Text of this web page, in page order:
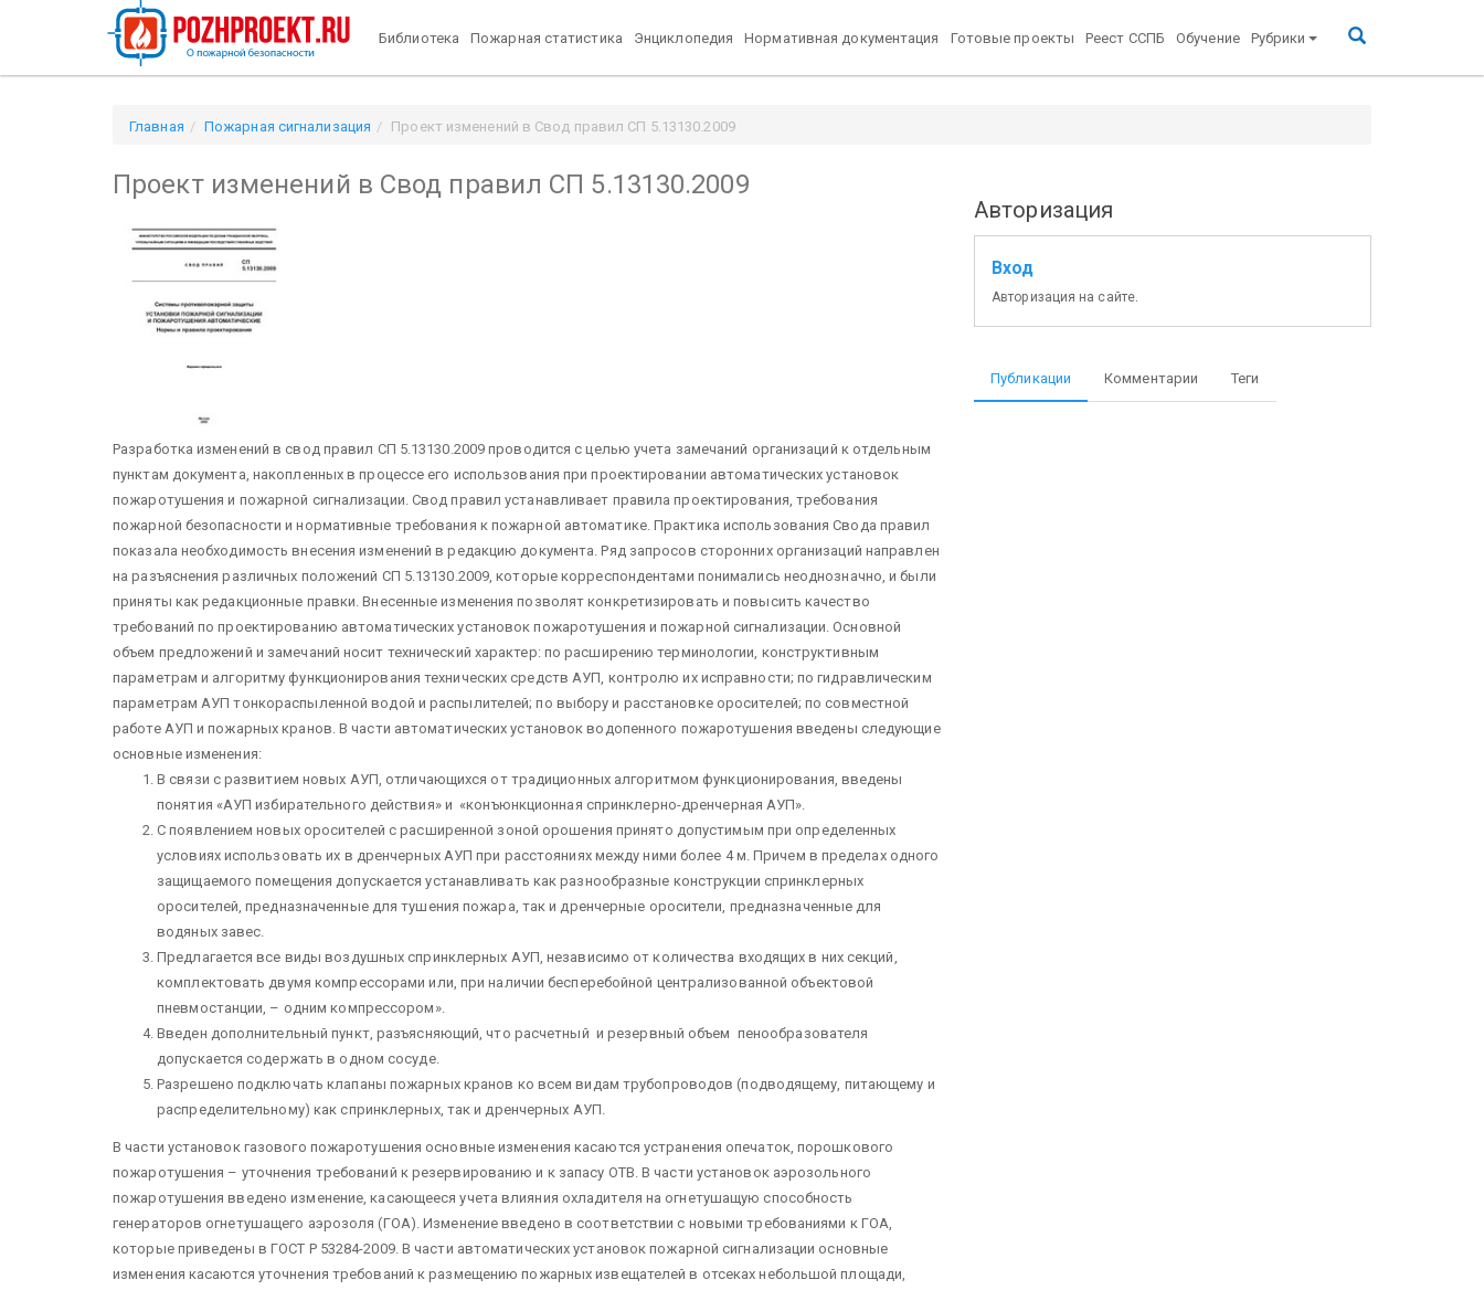
Библиотека Пожарная статистика Энциклопедия Нормативная документация Готовые проекты Реест ССПБ Обучение Рубрики
Главная Пожарная сигнализация Проект изменений в Свод правил СП 5.13130.2009
Проект изменений в Свод правил СП 5.13130.2009
Разработка изменений в свод правил СП 5.13130.2009 проводится с целью учета замечаний организаций к отдельным
пунктам документа, накопленных в процессе его использования при проектировании автоматических установок
пожаротушения и пожарной сигнализации. Свод правил устанавливает правила проектирования, требования
пожарной безопасности и нормативные требования к пожарной автоматике. Практика использования Свода правил
показала необходимость внесения изменений в редакцию документа. Ряд запросов сторонних организаций направлен
на разъяснения различных положений СП 5.13130.2009, которые корреспондентами понимались неоднозначно, и были
приняты как редакционные правки. Внесенные изменения позволят конкретизировать и повысить качество
требований по проектированию автоматических установок пожаротушения и пожарной сигнализации. Основной
объем предложений и замечаний носит технический характер: по расширению терминологии, конструктивным
параметрам и алгоритму функционирования технических средств АУП, контролю их исправности; по гидравлическим
параметрам АУП тонкораспыленной водой и распылителей; по выбору и расстановке оросителей; по совместной
работе АУП и пожарных кранов. В части автоматических установок водопенного пожаротушения введены следующие
основные изменения:
В связи с развитием новых АУП, отличающихся от традиционных алгоритмом функционирования, введены
понятия «АУП избирательного действия» и «конъюнкционная спринклерно-дренчерная АУП».
С появлением новых оросителей с расширенной зоной орошения принято допустимым при определенных
условиях использовать их в дренчерных АУП при расстояниях между ними более 4 м. Причем в пределах одного
защищаемого помещения допускается устанавливать как разнообразные конструкции спринклерных
оросителей, предназначенные для тушения пожара, так и дренчерные оросители, предназначенные для
водяных завес.
Предлагается все виды воздушных спринклерных АУП, независимо от количества входящих в них секций,
комплектовать двумя компрессорами или, при наличии бесперебойной централизованной объектовой
пневмостанции, – одним компрессором».
Введен дополнительный пункт, разъясняющий, что расчетный и резервный объем пенообразователя
допускается содержать в одном сосуде.
Разрешено подключать клапаны пожарных кранов ко всем видам трубопроводов (подводящему, питающему и
распределительному) как спринклерных, так и дренчерных АУП.
В части установок газового пожаротушения основные изменения касаются устранения опечаток, порошкового
пожаротушения – уточнения требований к резервированию и к запасу ОТВ. В части установок аэрозольного
пожаротушения введено изменение, касающееся учета влияния охладителя на огнетушащую способность
генераторов огнетушащего аэрозоля (ГОА). Изменение введено в соответствии с новыми требованиями к ГОА,
которые приведены в ГОСТ Р 53284-2009. В части автоматических установок пожарной сигнализации основные
изменения касаются уточнения требований к размещению пожарных извещателей в отсеках небольшой площади,
Авторизация
Вход
Авторизация на сайте.
Публикации Комментарии Теги